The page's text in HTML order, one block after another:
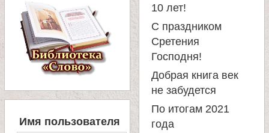
е
Имя пользователя
10 лет!
С праздником
Сретения
Господня!
Добрая книга век
не забудется
По итогам 2021
года